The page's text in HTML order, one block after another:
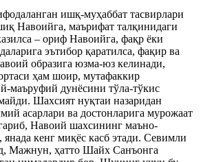
ишқ-муҳаббат тасвирлари
Навоийга, маърифат талқинидаги
– ориф Навоийга, фақр ёки
эътибор қаратилса, фақир ва
образига юзма-юз келинади,
ҳам шоир, мутафаккир
маъруфий дунёсини тўла-тўкис
Шахсият нуқтаи назаридан
асарлари ва достонларига мурожаат
Навоий шахсининг маъно-
кенг миқёс касб этади. Севимли
Мажнун, ҳатто Шайх Санъонга